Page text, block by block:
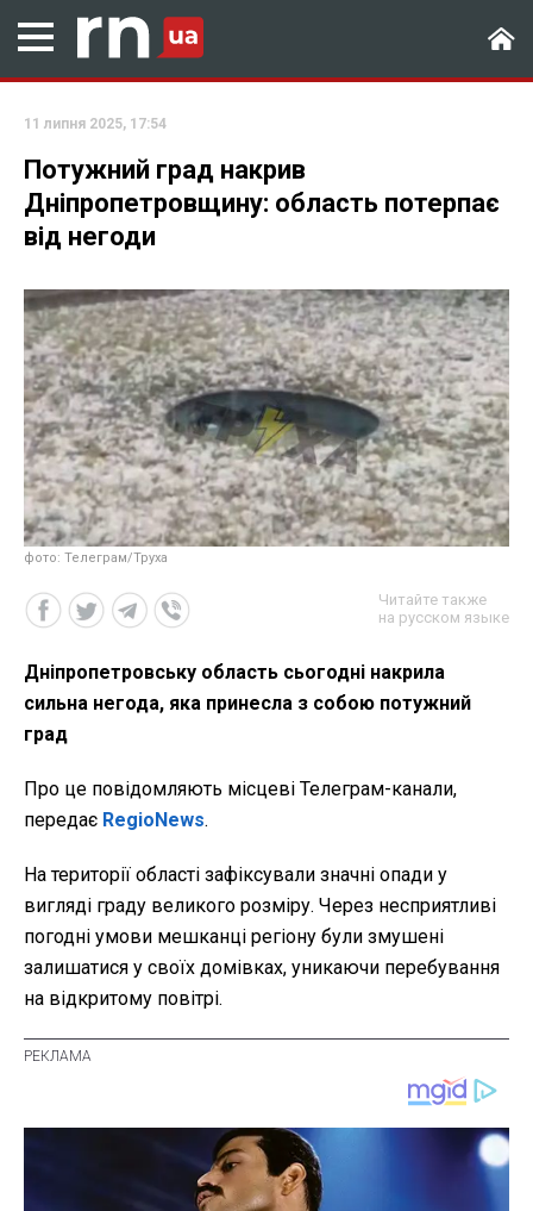
11 липня 2025, 17:54
Потужний град накрив
Дніпропетровщину: область потерпає
від негоди
фото: Телеграм/Труха
Читайте также
на русском языке
Дніпропетровську область сьогодні накрила
сильна негода, яка принесла з собою потужний
град
Про це повідомляють місцеві Телеграм-канали,
передає RegioNews.
На території області зафіксували значні опади у
вигляді граду великого розміру. Через несприятливі
погодні умови мешканці регіону були змушені
залишатися у своїх домівках, уникаючи перебування
на відкритому повітрі.